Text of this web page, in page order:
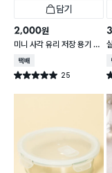
담기
2,000원
미니 사각 유리 저장 용기 13
0 ml
택배배송
별점 5.0점 25
건 작성